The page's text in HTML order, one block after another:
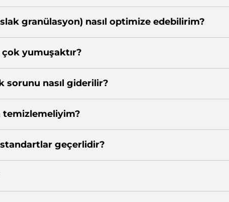
granülasyon) nasıl optimize edebilirim?
yumuşaktır?
sorunu nasıl giderilir?
temizlemeliyim?
geçerlidir?